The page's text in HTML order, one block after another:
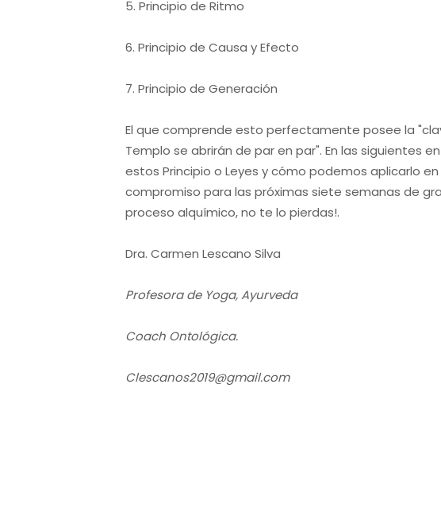
5. Principio de Ritmo
6. Principio de Causa y Efecto
7. Principio de Generación
El que comprende esto perfectamente posee la
Templo se abrirán de par en par". En las siguientes
estos Principio o Leyes y cómo podemos aplicarlo
compromiso para las próximas siete semanas de
proceso alquímico, no te lo pierdas!.
Dra. Carmen Lescano Silva
Profesora de Yoga, Ayurveda
Coach Ontológica.
Clescanos2019@gmail.com